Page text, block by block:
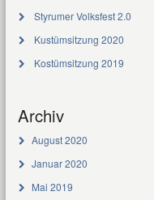
Styrumer Volksfest 2.0
Kustümsitzung 2020
Kostümsitzung 2019
Archiv
August 2020
Januar 2020
Mai 2019